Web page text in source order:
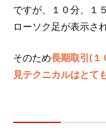
ですが、１０分、１
ローソク足が表示さ
そのため長期取引(１
見テクニカルはとて